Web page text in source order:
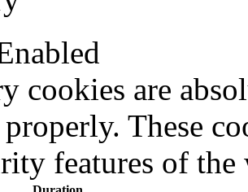
cookies are
These
features of